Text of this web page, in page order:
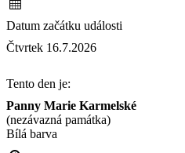
Datum začátku události
Čtvrtek 16.7.2026
Tento den je:
Panny Marie Karmelské
(nezávazná památka)
Bílá